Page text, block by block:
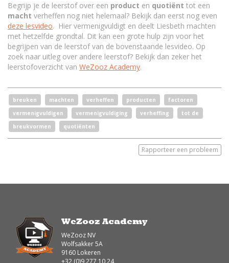
Begrijp je de leerstof over een product en quotiënt tot een
macht verheffen nog niet helemaal? Bekijk dan eerst nog even
deze lesvideo. Hier vermenigvuldigt en deelt Liesbeth machten
met hetzelfde grondtal. Dit kan een grote hulp zijn voor het
begrijpen van de leerstof van de bovenstaande lesvideo. Op
zoek naar uitleg over andere leerstof? Bekijk dan zeker het
leerstofoverzicht van WeZooz Academy.
breuken machten verheffen producten
factoren
vermenigvuldigen
vermenigvuldiging verheffing
tot de
breukvormen
quotiënten
Rapporteer een probleem
WeZooz Academy
WeZooz NV
Wolfsakker 5A
9160 Lokeren
+32 (0)9 277 10 24